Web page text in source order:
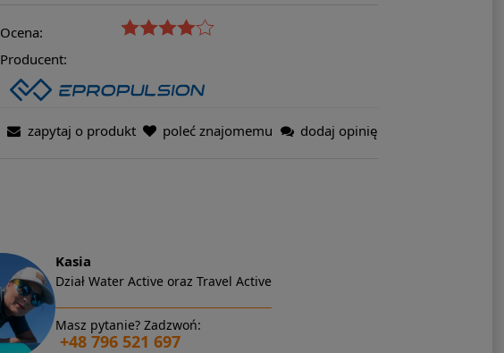
Ocena:
Producent:
zapytaj o produkt poleć znajomemu dodaj opinię
Kasia
Dział Water Active oraz Travel Active
Masz pytanie? Zadzwoń:
+48 796 521 697